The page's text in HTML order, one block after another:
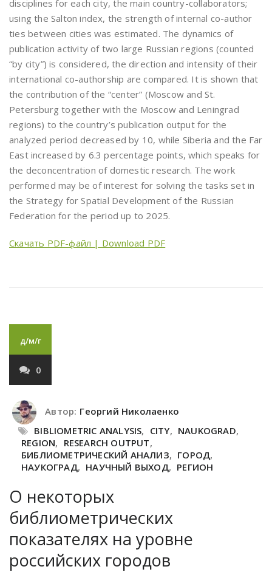
disciplines for each city, the main country-collaborators;
using the Salton index, the strength of internal co-author
ties between cities was estimated. The dynamics of
publication activity of two large Russian regions (counted
“by city”) is considered, the direction and intensity of their
international co-authorship are compared. It is shown that
the contribution of the “center” (Moscow and St.
Petersburg together with the Moscow and Leningrad
regions) to the country’s publication output for the
analyzed period decreased by 10, while Siberia and the Far
East increased by 6.3 percentage points, which speaks for
the deconcentration of domestic research. The work
performed may be of interest for solving the tasks set in
the Strategy for Spatial Development of the Russian
Federation for the period up to 2025.
Скачать PDF-файл | Download PDF
д/м/г
0
Автор: Георгий Николаенко
BIBLIOMETRIC ANALYSIS, CITY, NAUKOGRAD,
REGION, RESEARCH OUTPUT,
БИБЛИОМЕТРИЧЕСКИЙ АНАЛИЗ, ГОРОД,
НАУКОГРАД, НАУЧНЫЙ ВЫХОД, РЕГИОН
О некоторых
библиометрических
показателях на уровне
российских городов